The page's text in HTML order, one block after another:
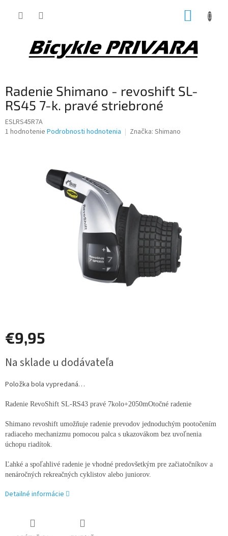
Radenie Shimano - revoshift SL-
RS45 7-k. pravé striebroné
ESLRS45R7A
Priemerné
1 hodnotenie Podrobnosti hodnotenia Značka: Shimano
€9,95
cena:
Na sklade u dodávateľa
Položka bola vypredaná…
Radenie RevoShift SL-RS43 pravé 7kolo+2050mOtočné radenie
Shimano revoshift umožňuje radenie prevodov jednoduchým pootočením
radiaceho mechanizmu pomocou palca s ukazovákom bez uvoľnenia
úchopu riadítok.
Ľahké a spoľahlivé radenie je vhodné predovšetkým pre začiatočníkov a
nenáročných rekreačných cyklistov alebo juniorov.
Detailné informácie